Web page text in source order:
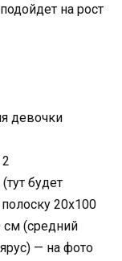
на рост
девочки
будет
20х100
см (средний
— на фото